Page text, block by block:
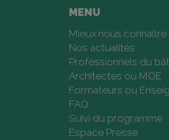
MENU
Mieux nous connaître
Nos actualités
Professionnels du
Architectes ou MOE
Formateurs ou
FAQ
Suivi du programme
Espace Presse